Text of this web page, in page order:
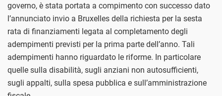
governo, è stata portata a compimento con successo dato
l’annunciato invio a Bruxelles della richiesta per la sesta
rata di finanziamenti legata al completamento degli
adempimenti previsti per la prima parte dell’anno. Tali
adempimenti hanno riguardato le riforme. In particolare
quelle sulla disabilità, sugli anziani non autosufficienti,
sugli appalti, sulla spesa pubblica e sull’amministrazione